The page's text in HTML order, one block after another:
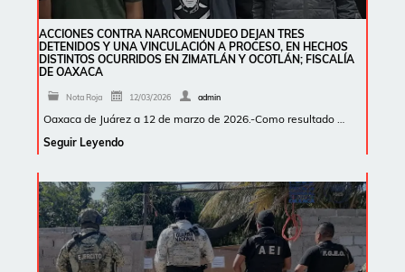
ACCIONES CONTRA NARCOMENUDEO DEJAN TRES
DETENIDOS Y UNA VINCULACIÓN A PROCESO, EN HECHOS
DISTINTOS OCURRIDOS EN ZIMATLÁN Y OCOTLÁN; FISCALÍA
DE OAXACA
Nota Roja 12/03/2026 admin
Oaxaca de Juárez a 12 de marzo de 2026.-Como resultado …
Seguir Leyendo